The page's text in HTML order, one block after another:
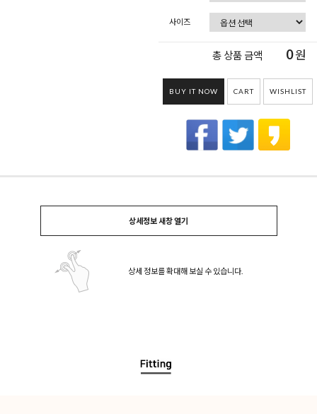
사이즈
총 상품 금액 0원
BUY IT NOW CART WISHLIST
상세정보 새창 열기
상세 정보를 확대해 보실 수 있습니다.